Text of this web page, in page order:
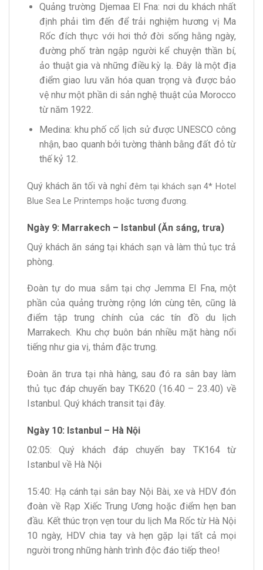
Quảng trường Djemaa El Fna: nơi du khách nhất
định phải tìm đến để trải nghiệm hương vị Ma
Rốc đích thực với hơi thở đời sống hằng ngày,
đường phố tràn ngập người kể chuyện thần bí,
ảo thuật gia và những điều kỳ lạ. Đây là một địa
điểm giao lưu văn hóa quan trọng và được bảo
vệ như một phần di sản nghệ thuật của Morocco
từ năm 1922.
Medina: khu phố cổ lịch sử được UNESCO công
nhận, bao quanh bởi tường thành bằng đất đỏ từ
thế kỷ 12.
Quý khách ăn tối và nghỉ đêm tại khách sạn 4* Hotel
Blue Sea Le Printemps hoặc tương đương.
Ngày 9: Marrakech – Istanbul (Ăn sáng, trưa)
Quý khách ăn sáng tại khách sạn và làm thủ tục trả
phòng.
Đoàn tự do mua sắm tại chợ Jemma El Fna, một
phần của quảng trường rộng lớn cùng tên, cũng là
điểm tập trung chính của các tín đồ du lịch
Marrakech. Khu chợ buôn bán nhiều mặt hàng nổi
tiếng như gia vị, thảm đặc trưng.
Đoàn ăn trưa tại nhà hàng, sau đó ra sân bay làm
thủ tục đáp chuyến bay TK620 (16.40 – 23.40) về
Istanbul. Quý khách transit tại đây.
Ngày 10: Istanbul – Hà Nội
02:05: Quý khách đáp chuyến bay TK164 từ
Istanbul về Hà Nội
15:40: Hạ cánh tại sân bay Nội Bài, xe và HDV đón
đoàn về Rạp Xiếc Trung Ương hoặc điểm hẹn ban
đầu. Kết thúc trọn vẹn tour du lịch Ma Rốc từ Hà Nội
10 ngày, HDV chia tay và hẹn gặp lại tất cả mọi
người trong những hành trình độc đáo tiếp theo!